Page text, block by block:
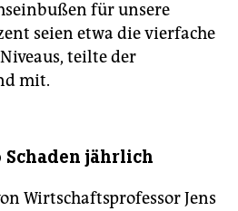
für unsere
seien etwa die vierfache
teilte der
mit.
jährlich
Wirtschaftsprofessor Jens